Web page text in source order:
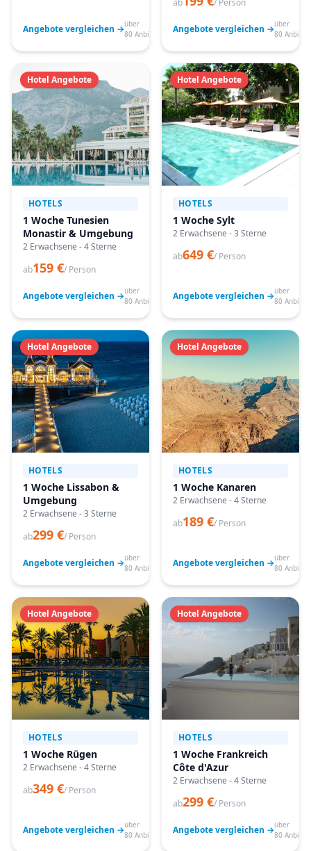
Angebote vergleichen →über
80 Anbieter
ab
/ Person
Angebote vergleichen →über
80
Hotel Angebote
HOTELS
1 Woche Tunesien
Monastir & Umgebung
2 Erwachsene - 4 Sterne
ab159 €/ Person
Angebote vergleichen →über
80 Anbieter
Hotel Angebote
HOTELS
1 Woche Sylt
2 Erwachsene - 3 Sterne
ab649 €/ Person
Angebote vergleichen →über
80
Hotel Angebote
HOTELS
1 Woche Lissabon &
Umgebung
2 Erwachsene - 3 Sterne
ab299 €/ Person
Angebote vergleichen →über
80 Anbieter
Hotel Angebote
HOTELS
1 Woche Kanaren
2 Erwachsene - 4 Sterne
ab189 €/ Person
Angebote vergleichen →über
80
Hotel Angebote
HOTELS
1 Woche Rügen
2 Erwachsene - 4 Sterne
ab349 €/ Person
Angebote vergleichen →über
80 Anbieter
Hotel Angebote
HOTELS
1 Woche Frankreich
Côte d'Azur
2 Erwachsene - 4 Sterne
ab299 €/ Person
Angebote vergleichen →über
80